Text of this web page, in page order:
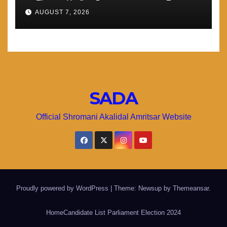
ਤੁਰੰਤ ਸਰਹੱਦਾਂ ਅਤੇ ਕਰਤਾਰਪੁਰ ਸਾਹਿਬ
ਲਾਂਘਾ ਖੋਲਿਆ ਜਾਵੇ : ਮਾਨ
AUGUST 7, 2026
SADA
Official Shromani Akalidal Amritsar Website
Proudly powered by WordPress | Theme: Newsup by Themeansar.
HomeCandidate List Parliament Election 2024